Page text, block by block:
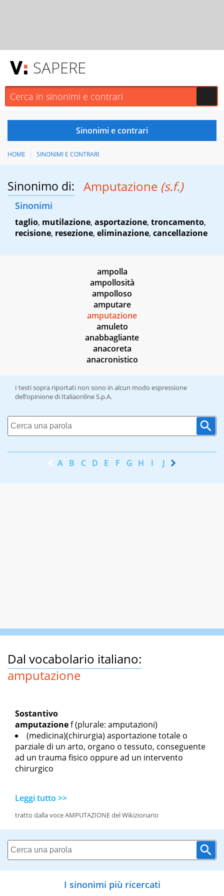
SAPERE
HOME SINONIMI E CONTRARI
Sinonimo di: Amputazione (s.f.)
Sinonimi
taglio, mutilazione, asportazione, troncamento,
recisione, resezione, eliminazione, cancellazione
ampolla
ampollosità
ampolloso
amputare
amputazione
amuleto
anabbagliante
anacoreta
anacronistico
I testi sopra riportati non sono in alcun modo espressione
dell’opinione di Italiaonline S.p.A.
A B C D E F G H I J K
Dal vocabolario italiano:
amputazione
Sostantivo
amputazionef(plurale: amputazioni)
(medicina)(chirurgia) asportazione totale o
parziale di un arto, organo o tessuto, conseguente
ad un trauma fisico oppure ad un intervento
chirurgico
Leggi tutto >>
tratto dalla voce AMPUTAZIONE del Wikizionario
I sinonimi più ricercati